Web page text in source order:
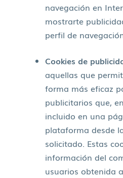
navegación en
mostrarte
perfil de
Cookies de
aquellas que
forma más eficaz
publicitarios que,
incluido en una
plataforma desde
solicitado. Estas
información del
usuarios obtenida